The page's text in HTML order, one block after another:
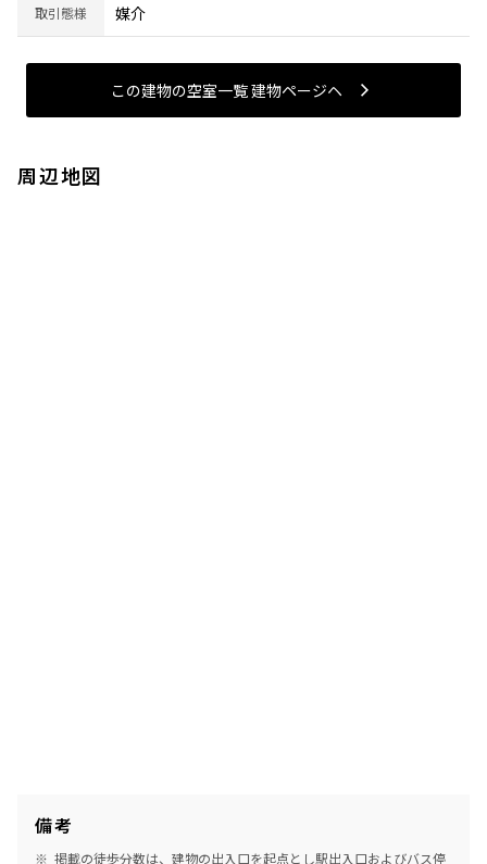
取引態様 媒介
この建物の空室一覧 建物ページヘ
周辺地図
備考
掲載の徒歩分数は、建物の出入口を起点とし駅出入口およびバス停